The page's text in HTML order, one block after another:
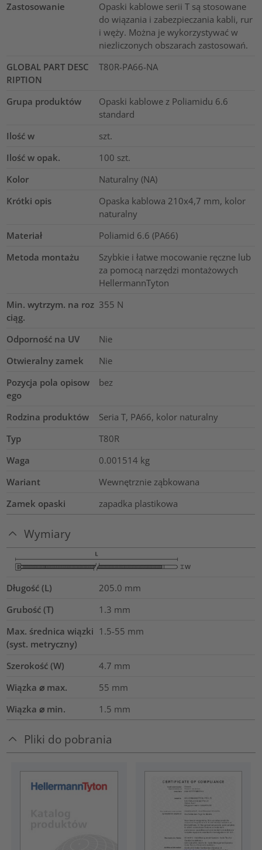
Zastosowanie
Opaski kablowe serii T są stosowane
do wiązania i zabezpieczania kabli, rur
i węży. Można je wykorzystywać w
niezliczonych obszarach zastosowań.
GLOBAL PART DESC
RIPTION
T80R-PA66-NA
Grupa produktów
Opaski kablowe z Poliamidu 6.6
standard
Ilość w
szt.
Ilość w opak.
100 szt.
Kolor
Naturalny (NA)
Krótki opis
Opaska kablowa 210x4,7 mm, kolor
naturalny
Materiał
Poliamid 6.6 (PA66)
Metoda montażu
Szybkie i łatwe mocowanie ręczne lub
za pomocą narzędzi montażowych
HellermannTyton
Min. wytrzym. na roz
ciąg.
355 N
Odporność na UV
Nie
Otwieralny zamek
Nie
Pozycja pola opisow
ego
bez
Rodzina produktów
Seria T, PA66, kolor naturalny
Typ
T80R
Waga
0.001514 kg
Wariant
Wewnętrznie ząbkowana
Zamek opaski
zapadka plastikowa
Wymiary
Długość (L) 205.0 mm
Grubość (T)
1.3 mm
Max. średnica wiązki
(syst. metryczny)
1.5-55 mm
Szerokość (W) 4.7 mm
Wiązka ⌀ max.
55 mm
Wiązka ⌀ min.
1.5 mm
Pliki do pobrania